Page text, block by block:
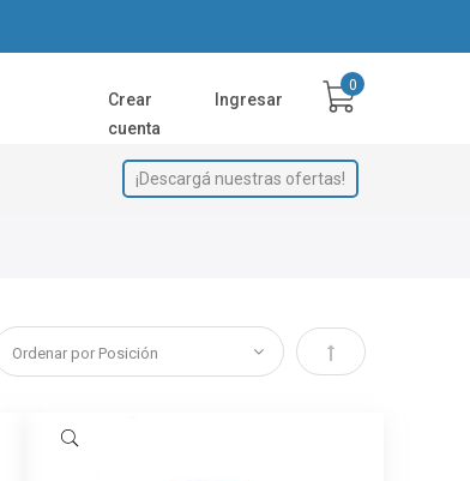
Crear
cuenta
Ingresar
¡Descargá nuestras ofertas!
Establecer